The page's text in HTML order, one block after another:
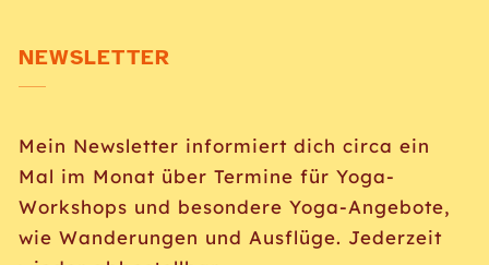
NEWSLETTER
Mein Newsletter informiert dich circa ein
Mal im Monat über Termine für Yoga-
Workshops und besondere Yoga-Angebote,
wie Wanderungen und Ausflüge. Jederzeit